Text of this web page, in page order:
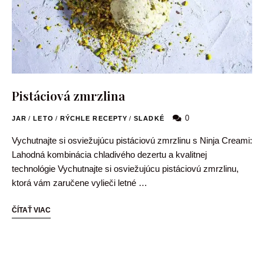
Pistáciová zmrzlina
JAR / LETO / RÝCHLE RECEPTY / SLADKÉ 0
Vychutnajte si osviežujúcu pistáciovú zmrzlinu s Ninja Creami:
Lahodná kombinácia chladivého dezertu a kvalitnej
technológie Vychutnajte si osviežujúcu pistáciovú zmrzlinu,
ktorá vám zaručene vylieči letné …
ČÍTAŤ VIAC